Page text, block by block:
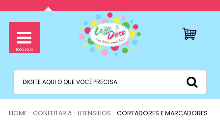
CONFEITARIA UTENSILIOS CORTADORES E MARCADORES